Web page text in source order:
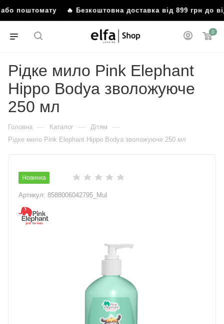
або поштомату 🔥 Безкоштовна доставка від 899 грн до
0
Рідке мило Pink Elephant
Hippo Bodya зволожуюче
250 мл
Головна — Каталог — Дітям —
Рідке мило Pink Elephant Hippo Bodya зволожуюче 250 мл
Новинка
Артикул: 8588006042795_Mul